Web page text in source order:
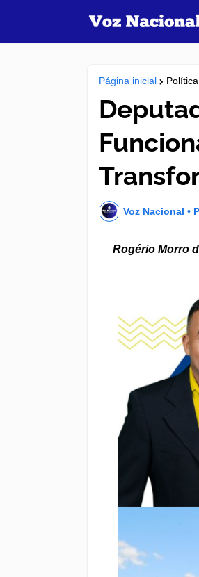
Página inicial Política
Voz Nacional •
Rogério Morro